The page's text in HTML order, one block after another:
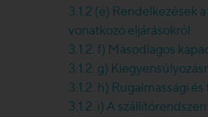
3.1.2 (e) Rendelkezések
vonatkozó eljárásokról
3.1.2. f) Másodlagos
3.1.2. g)
3.1.2. h) Rugalmassági
3.1.2. i) A